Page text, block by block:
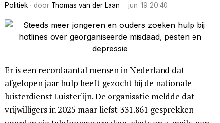
Politiek door Thomas van der Laan juni 19 20:40
Er is een recordaantal mensen in Nederland dat
afgelopen jaar hulp heeft gezocht bij de nationale
luisterdienst Luisterlijn. De organisatie meldde dat
vrijwilligers in 2025 maar liefst 331.861 gesprekken